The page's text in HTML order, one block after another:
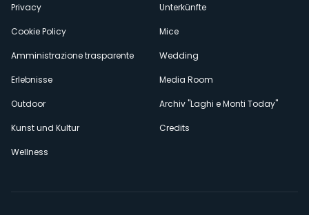
Privacy
Cookie Policy
Amministrazione trasparente
Erlebnisse
Outdoor
Kunst und Kultur
Wellness
Unterkünfte
Mice
Wedding
Media Room
Archiv "Laghi e Monti Today"
Credits